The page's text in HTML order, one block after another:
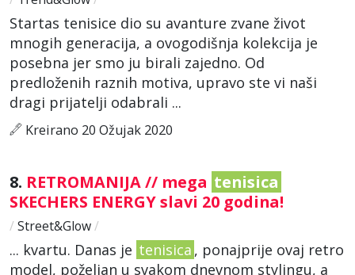
Startas tenisice dio su avanture zvane život
mnogih generacija, a ovogodišnja kolekcija je
posebna jer smo ju birali zajedno. Od
predloženih raznih motiva, upravo ste vi naši
dragi prijatelji odabrali ...
Kreirano 20 Ožujak 2020
8. RETROMANIJA // mega tenisica
SKECHERS ENERGY slavi 20 godina!
/ Street&Glow/
... kvartu. Danas je tenisica , ponajprije ovaj retro
model, poželjan u svakom dnevnom stylingu, a